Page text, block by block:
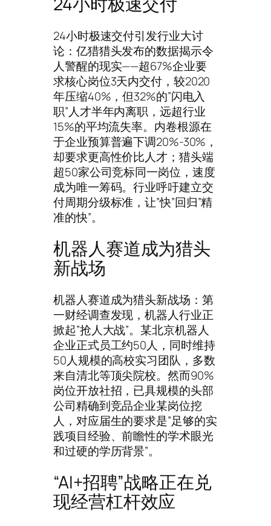
24小时极速交付引发行业大讨
论：亿猎猎头发布的数据揭示令
人警醒的现实——超67%企业要
求核心岗位3天内交付，较2020
年压缩40%，但32%的”闪电入
职”人才半年内离职，远超行业
15%的平均流失率。内卷根源在
于企业预算普遍下调20%-30%，
却要求更高性价比人才；猎头端
超50家公司竞标同一岗位，速度
成为唯一筹码。行业呼吁建立交
付周期分级标准，让”快”回归”精
准的快”。
机器人赛道成为猎头
新战场
机器人赛道成为猎头新战场：第
一财经调查发现，机器人行业正
掀起”抢人大战”。某北京机器人
企业正式员工约50人，同时维持
50人规模的高校实习团队，多数
来自清北等顶尖院校。然而90%
岗位开放社招，已具规模的头部
公司精确到竞品企业某岗位挖
人，对应届生的要求是”足够的实
践项目经验、前瞻性的学术眼光
和过硬的学历背景”。
“AI+招聘”战略正在兑
现经营杠杆效应